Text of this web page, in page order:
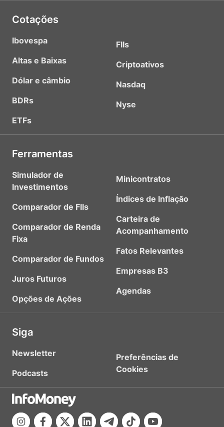
Cotações
Ibovespa
Altas e Baixas
Dólar e câmbio
BDRs
ETFs
FIIs
Criptoativos
Nasdaq
Nyse
Ferramentas
Simulador de
Investimentos
Comparador de FIIs
Comparador de Renda
Fixa
Comparador de Fundos
Juros Futuros
Opções de Ações
Minicontratos
Índices de Inflação
Carteira de
Acompanhamento
Fatos Relevantes
Empresas B3
Agendas
Siga
Newsletter
Podcasts
Preferências de
Cookies